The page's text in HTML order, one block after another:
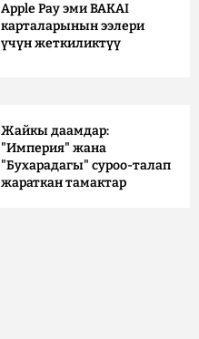
Apple Pay эми BAKAI
карталарынын ээлери
үчүн жеткиликтүү
Жайкы даамдар:
"Империя" жана
"Бухарадагы" суроо-талап
жараткан тамактар